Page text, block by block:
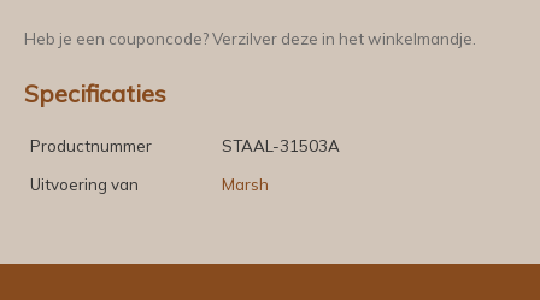
Heb je een couponcode? Verzilver deze in het winkelmandje.
Specificaties
Productnummer
STAAL-31503A
Uitvoering van
Marsh